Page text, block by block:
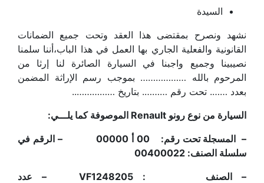
السيدة
نشهد ونصرح بمقتضى هذا العقد وتحت جميع الضمانات
القانونية والفعلية الجاري بها العمل في هذا الباب،أننا سلمنا
نصيبينا وجميع واجبنا في السيارة الصائرة لنا إرثا من
المرحوم بالله ……………… بموجب رسم الإراثة المضمن
بعدد ……. تحت رقم ………. بتاريخ ……………..
السيارة من نوع رونو Renault الموصوفة كما يلـــي:
– المسجلة تحت رقم: 00 أ 00000 – الرقم في
سلسلة الصنف: 00400022
–
الصنف :VF1248205
–
عدد